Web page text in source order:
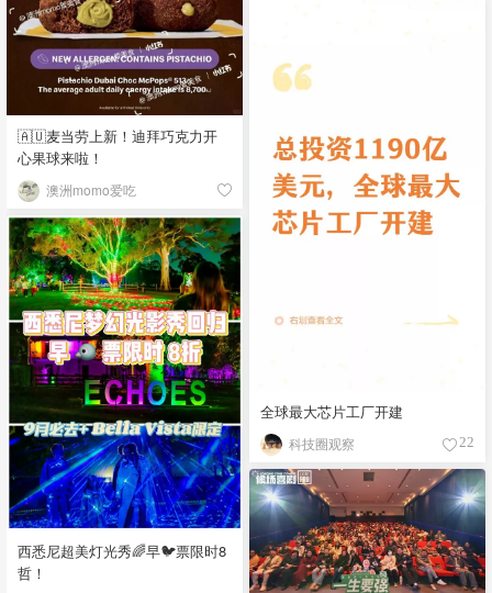
🇦🇺麦当劳上新！迪拜巧克力开
心果球来啦！
澳洲momo爱吃
全球最大芯片工厂开建
科技圈观察 22
西悉尼超美灯光秀🌈早🐦票限时8
哲！